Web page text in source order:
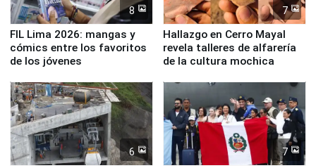
8
FIL Lima 2026: mangas y
cómics entre los favoritos
de los jóvenes
7
Hallazgo en Cerro Mayal
revela talleres de alfarería
de la cultura mochica
6 7